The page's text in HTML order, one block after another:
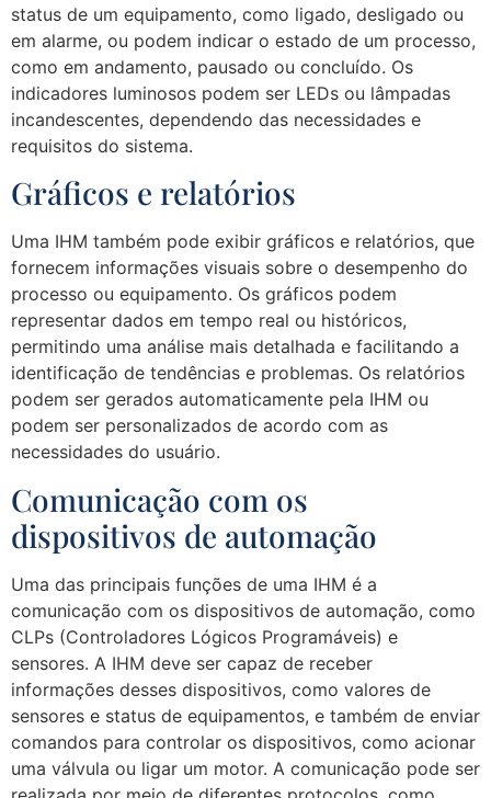
status de um equipamento, como ligado, desligado ou
em alarme, ou podem indicar o estado de um processo,
como em andamento, pausado ou concluído. Os
indicadores luminosos podem ser LEDs ou lâmpadas
incandescentes, dependendo das necessidades e
requisitos do sistema.
Gráficos e relatórios
Uma IHM também pode exibir gráficos e relatórios, que
fornecem informações visuais sobre o desempenho do
processo ou equipamento. Os gráficos podem
representar dados em tempo real ou históricos,
permitindo uma análise mais detalhada e facilitando a
identificação de tendências e problemas. Os relatórios
podem ser gerados automaticamente pela IHM ou
podem ser personalizados de acordo com as
necessidades do usuário.
Comunicação com os
dispositivos de automação
Uma das principais funções de uma IHM é a
comunicação com os dispositivos de automação, como
CLPs (Controladores Lógicos Programáveis) e
sensores. A IHM deve ser capaz de receber
informações desses dispositivos, como valores de
sensores e status de equipamentos, e também de enviar
comandos para controlar os dispositivos, como acionar
uma válvula ou ligar um motor. A comunicação pode ser